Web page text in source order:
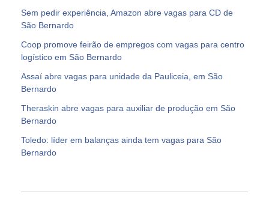
Sem pedir experiência, Amazon abre vagas para CD de
São Bernardo
Coop promove feirão de empregos com vagas para centro
logístico em São Bernardo
Assaí abre vagas para unidade da Pauliceia, em São
Bernardo
Theraskin abre vagas para auxiliar de produção em São
Bernardo
Toledo: líder em balanças ainda tem vagas para São
Bernardo